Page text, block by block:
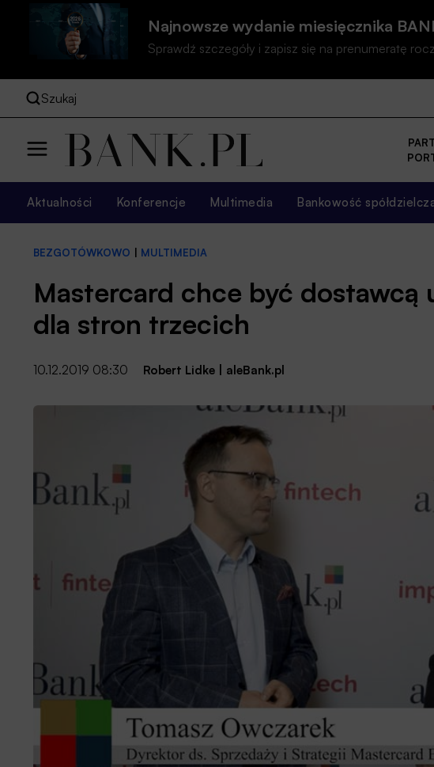
Najnowsze wydanie miesięcznika
Sprawdź szczegóły i zapisz się na prenumeratę
Szukaj
Aktualności Konferencje Multimedia Bankowość
BEZGOTÓWKOWO | MULTIMEDIA
Mastercard chce być dostawcą
dla stron trzecich
10.12.2019 08:30 Robert Lidke aleBank.pl